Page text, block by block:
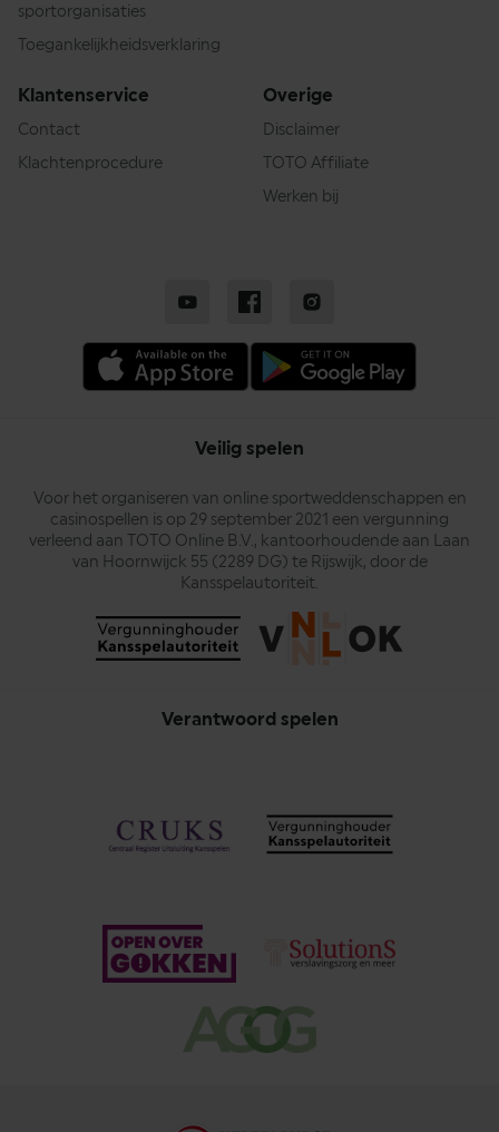
sportorganisaties
Toegankelijkheidsverklaring
Klantenservice
Contact
Klachtenprocedure
Overige
Disclaimer
TOTO Affiliate
Werken bij
Veilig spelen
Voor het organiseren van online sportweddenschappen en
casinospellen is op 29 september 2021 een vergunning
verleend aan TOTO Online B.V., kantoorhoudende aan Laan
van Hoornwijck 55 (2289 DG) te Rijswijk, door de
Kansspelautoriteit.
Verantwoord spelen